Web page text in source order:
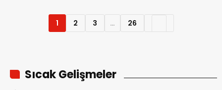
1 2 3 … 26
Sıcak Gelişmeler